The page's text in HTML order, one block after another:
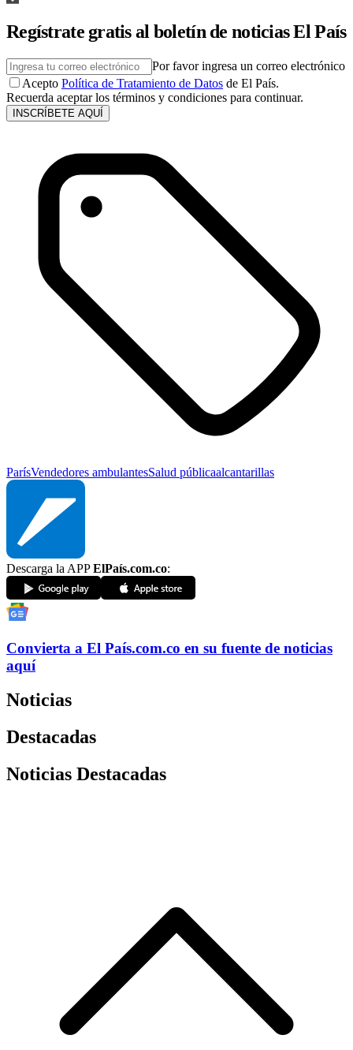
Regístrate gratis al boletín de noticias El País
Por favor ingresa un correo electrónico
Acepto Política de Tratamiento de Datos de El País.
Recuerda aceptar los términos y condiciones para continuar.
INSCRÍBETE AQUÍ
ParísVendedores ambulantesSalud públicaalcantarillas
Descarga la APPElPaís.com.co:
Convierta a El País.com.co en su fuente de noticias
aquí
Noticias
Destacadas
Noticias Destacadas